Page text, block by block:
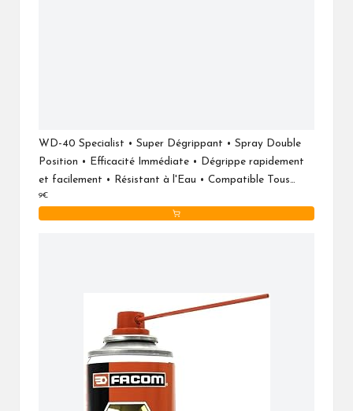
WD-40 Specialist • Super Dégrippant • Spray Double
Position • Efficacité Immédiate • Dégrippe rapidement
et facilement • Résistant à l'Eau • Compatible Tous
Métaux • 250 ML
9€